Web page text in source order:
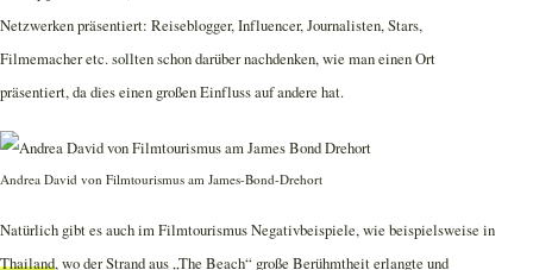
Netzwerken präsentiert: Reiseblogger, Influencer, Journalisten, Stars,
Filmemacher etc. sollten schon darüber nachdenken, wie man einen Ort
präsentiert, da dies einen großen Einfluss auf andere hat.
Andrea David von Filmtourismus am James-Bond-Drehort
Natürlich gibt es auch im Filmtourismus Negativbeispiele, wie beispielsweise in
Thailand, wo der Strand aus „The Beach“ große Berühmtheit erlangte und